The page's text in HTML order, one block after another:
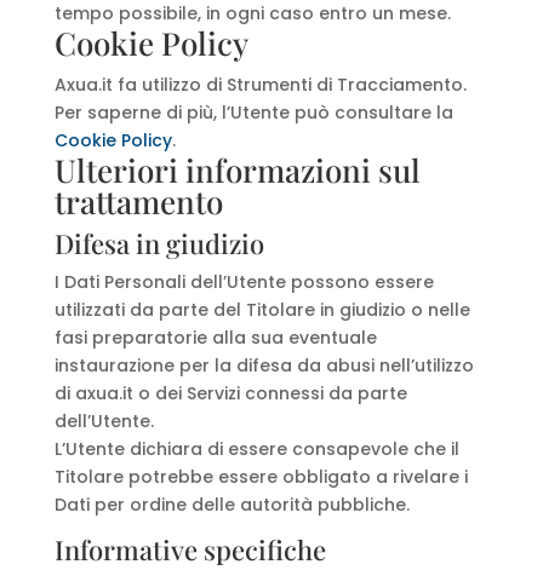
tempo possibile, in ogni caso entro un mese.
Cookie Policy
Axua.it fa utilizzo di Strumenti di Tracciamento.
Per saperne di più, l’Utente può consultare la
Cookie Policy.
Ulteriori informazioni sul
trattamento
Difesa in giudizio
I Dati Personali dell’Utente possono essere
utilizzati da parte del Titolare in giudizio o nelle
fasi preparatorie alla sua eventuale
instaurazione per la difesa da abusi nell’utilizzo
di axua.it o dei Servizi connessi da parte
dell’Utente.
L’Utente dichiara di essere consapevole che il
Titolare potrebbe essere obbligato a rivelare i
Dati per ordine delle autorità pubbliche.
Informative specifiche